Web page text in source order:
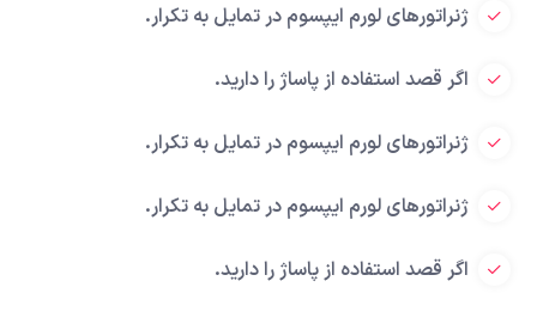
ژنراتورهای لورم ایپسوم در تمایل به تکرار.
اگر قصد استفاده از پاساژ را دارید.
ژنراتورهای لورم ایپسوم در تمایل به تکرار.
ژنراتورهای لورم ایپسوم در تمایل به تکرار.
اگر قصد استفاده از پاساژ را دارید.